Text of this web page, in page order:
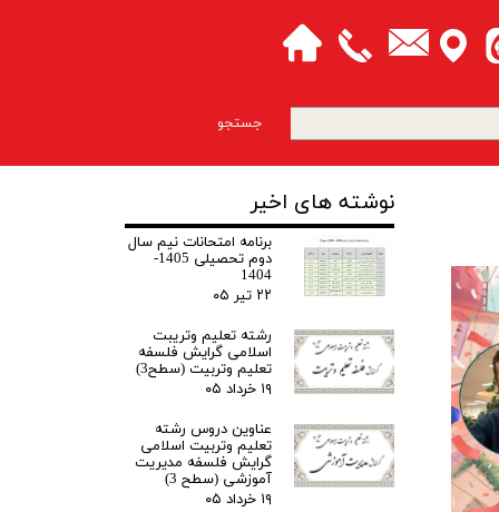
جستجو
نوشته های اخیر
برنامه امتحانات نیم سال
دوم تحصیلی 1405-
1404
۲۲ تیر ۰۵
رشته تعلیم وتریبت
اسلامی گرایش فلسفه
تعلیم وتربیت (سطح3)
۱۹ خرداد ۰۵
عناوین دروس رشته
تعلیم وتربیت اسلامی
گرایش فلسفه مدیریت
آموزشی (سطح 3)
۱۹ خرداد ۰۵